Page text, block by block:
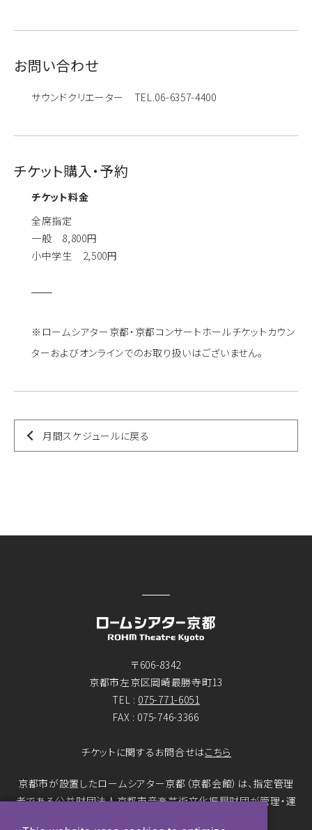
お問い合わせ
サウンドクリエーター TEL.06-6357-4400
チケット購入・予約
チケット料金
全席指定
一般 8,800円
小中学生 2,500円
※ロームシアター京都・京都コンサートホールチケットカウン
ターおよびオンラインでのお取り扱いはございません。
月間スケジュールに戻る
〒606-8342
京都市左京区岡崎最勝寺町13
TEL : 075-771-6051
FAX : 075-746-3366
チケットに関するお問合せはこちら
京都市が設置したロームシアター京都（京都会館）は、指定管理
者である公益財団法人京都市音楽芸術文化振興財団が管理・運